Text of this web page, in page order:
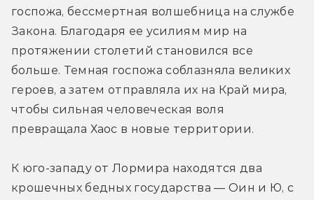
госпожа, бессмертная волшебница на службе
Закона. Благодаря ее усилиям мир на
протяжении столетий становился все
больше. Темная госпожа соблазняла великих
героев, а затем отправляла их на Край мира,
чтобы сильная человеческая воля
превращала Хаос в новые территории.
К юго-западу от Лормира находятся два
крошечных бедных государства — Оин и Ю, с